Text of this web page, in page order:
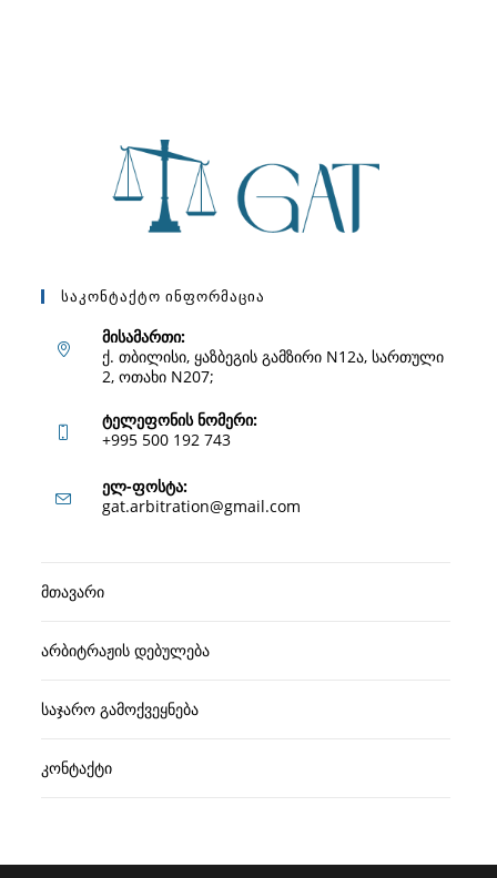
Საკონტაქტო Ინფორმაცია
მისამართი:
ქ. თბილისი, ყაზბეგის გამზირი N12ა, სართული
2, ოთახი N207;
ტელეფონის ნომერი:
+995 500 192 743
in
application
ელ-ფოსტა:
gat.arbitration@gmail.com
მთავარი
არბიტრაჟის დებულება
საჯარო გამოქვეყნება
კონტაქტი